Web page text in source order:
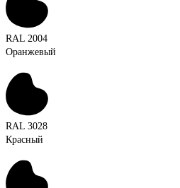
RAL 2004
Оранжевый
RAL 3028
Красный